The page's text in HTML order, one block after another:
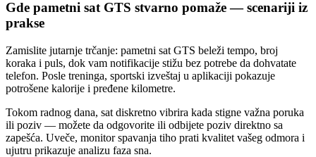
Gde pametni sat GTS stvarno pomaže — scenariji iz
prakse
Zamislite jutarnje trčanje: pametni sat GTS beleži tempo, broj
koraka i puls, dok vam notifikacije stižu bez potrebe da dohvatate
telefon. Posle treninga, sportski izveštaj u aplikaciji pokazuje
potrošene kalorije i pređene kilometre.
Tokom radnog dana, sat diskretno vibrira kada stigne važna poruka
ili poziv — možete da odgovorite ili odbijete poziv direktno sa
zapešća. Uveče, monitor spavanja tiho prati kvalitet vašeg odmora i
ujutru prikazuje analizu faza sna.